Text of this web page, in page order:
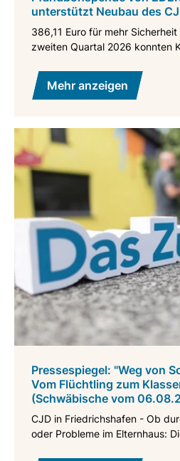
unterstützt Neubau des
386,11 Euro für mehr
zweiten Quartal 2026 konnten
Mehr anzeigen
Pressespiegel: "Weg von
Vom Flüchtling zum
(Schwäbische vom
CJD in Friedrichshafen - Ob
oder Probleme im Elternhaus: